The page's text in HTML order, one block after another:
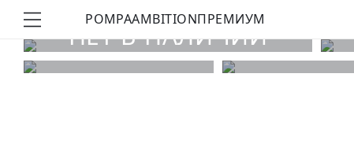
POMPAAMBITIONПРЕМИУМ